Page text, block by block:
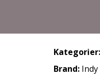
Kategorier:
Brand: